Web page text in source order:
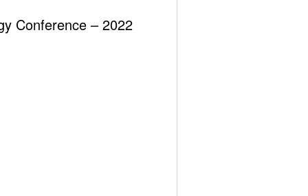
Conference – 2022
geri dönüş süresi uzun olan yenilenebilir kaynaklar